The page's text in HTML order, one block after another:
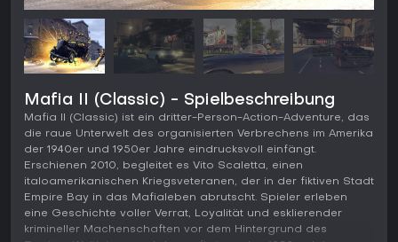
Mafia II (Classic) - Spielbeschreibung
Mafia II (Classic) ist ein dritter-Person-Action-Adventure, das
die raue Unterwelt des organisierten Verbrechens im Amerika
der 1940er und 1950er Jahre eindrucksvoll einfängt.
Erschienen 2010, begleitet es Vito Scaletta, einen
italoamerikanischen Kriegsveteranen, der in der fiktiven Stadt
Empire Bay in das Mafialeben abrutscht. Spieler erleben
eine Geschichte voller Verrat, Loyalität und esklierender
krimineller Machenschaften vor dem Hintergrund des